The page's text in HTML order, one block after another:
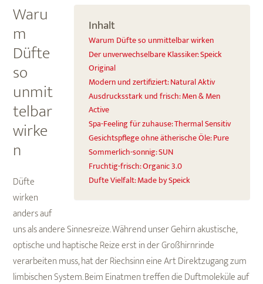
Inhalt
Warum Düfte so unmittelbar wirken
Der unverwechselbare Klassiker: Speick
Original
Modern und zertifiziert: Natural Aktiv
Ausdrucksstark und frisch: Men & Men
Active
Spa-Feeling für zuhause: Thermal Sensitiv
Gesichtspflege ohne ätherische Öle: Pure
Sommerlich-sonnig: SUN
Fruchtig-frisch: Organic 3.0
Dufte Vielfalt: Made by Speick
Waru
m
Düfte
so
unmit
telbar
wirke
n
Düfte
wirken
anders auf
uns als andere Sinnesreize. Während unser Gehirn akustische,
optische und haptische Reize erst in der Großhirnrinde
verarbeiten muss, hat der Riechsinn eine Art Direktzugang zum
limbischen System. Beim Einatmen treffen die Duftmoleküle auf